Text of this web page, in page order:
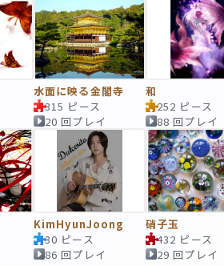
水面に映る金閣寺
315 ピース
20 回プレイ
和
252 ピース
88 回プレイ
KimHyunJoong
30 ピース
86 回プレイ
硝子玉
432 ピース
29 回プレイ